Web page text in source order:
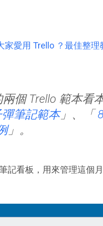
家愛用 Trello ？最佳整理
個 Trello 範本看
筆記範本」、「
」。
記看板，用來管理這個